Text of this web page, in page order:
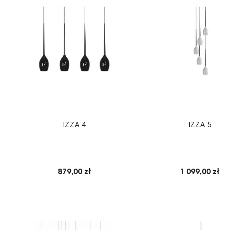
IZZA 4
879,00 zł
IZZA 5
1 099,00 zł